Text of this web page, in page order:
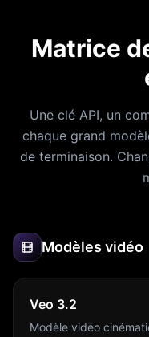
Matrice
Une clé API, un
chaque grand
de terminaison.
Modèles vidéo
Veo 3.2
Modèle vidéo